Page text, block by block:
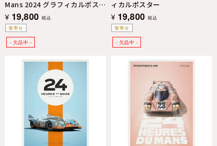
取寄せ
Mans 2024 グラフィカルポスタ
ー
¥ 19,800 税込
取寄せ
ィカルポスター
¥ 19,800 税込